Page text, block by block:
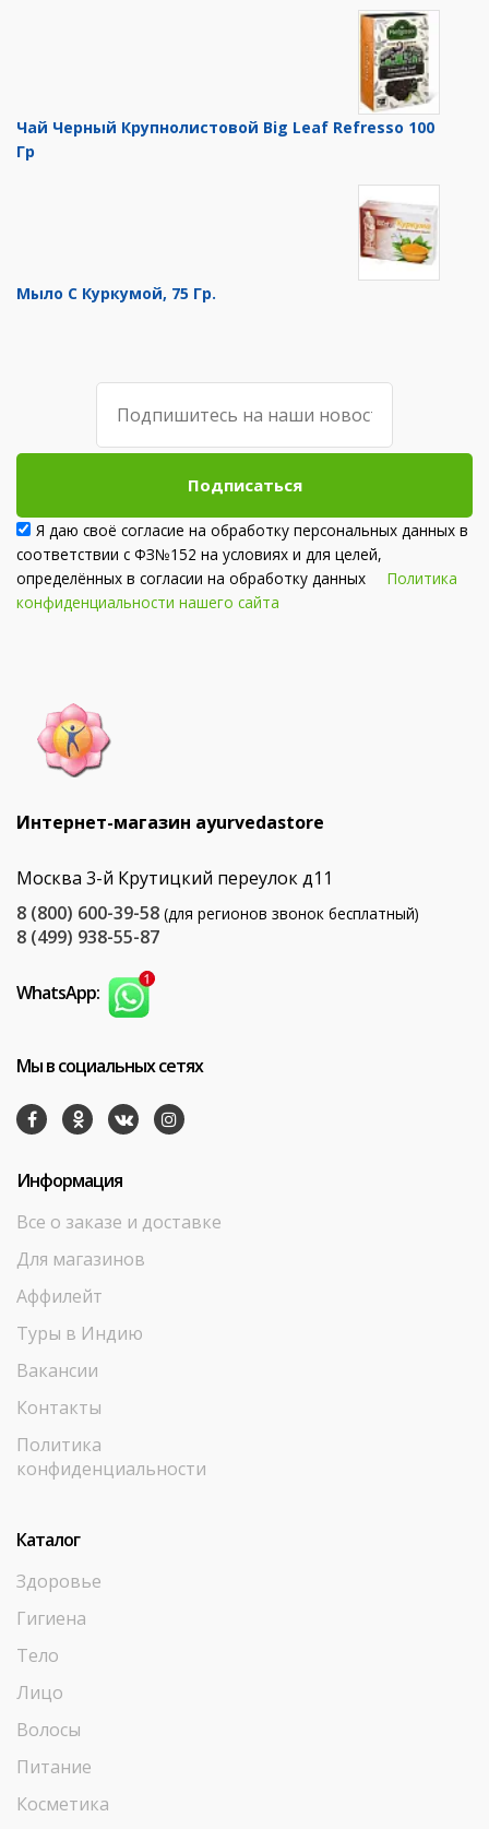
Чай Черный Крупнолистовой Big Leaf Refresso 100
Гр
Мыло С Куркумой, 75 Гр.
Подписаться
Я даю своё согласие на обработку персональных данных в
соответствии с ФЗ№152 на условиях и для целей,
определённых в согласии на обработку данных Политика
конфиденциальности нашего сайта
Интернет-магазин ayurvedastore
Москва 3-й Крутицкий переулок д11
8 (800) 600-39-58 (для регионов звонок бесплатный)
8 (499) 938-55-87
WhatsApp:
Мы в социальных сетях
Информация
Все о заказе и доставке
Для магазинов
Аффилейт
Туры в Индию
Вакансии
Контакты
Политика
конфиденциальности
Каталог
Здоровье
Гигиена
Тело
Лицо
Волосы
Питание
Косметика